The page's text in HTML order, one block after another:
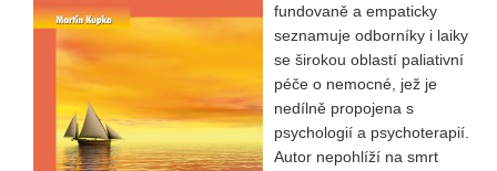
Vydání 1-2/ 2023
Vydání 1-2/ 2022
Vydání 3-4/ 2022
Vydání 3-4/ 2021
Vydání 2/ 2021
fundovaně a empaticky
seznamuje odborníky i laiky
se širokou oblastí paliativní
péče o nemocné, jež je
nedílně propojena s
psychologií a psychoterapií.
Autor nepohlíží na smrt